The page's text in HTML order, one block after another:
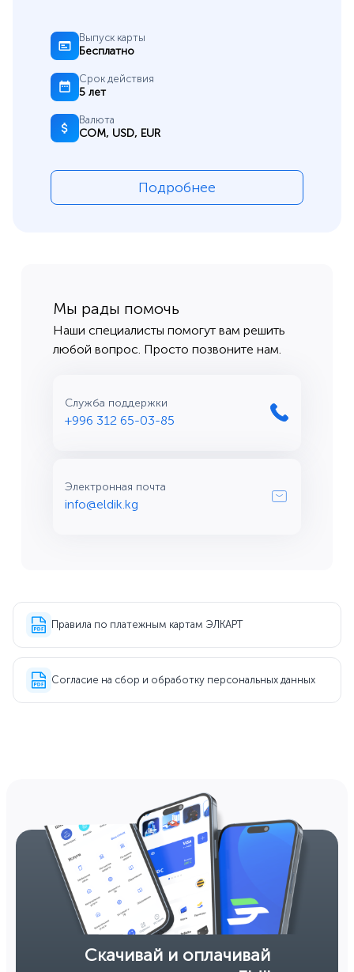
Выпуск карты
Бесплатно
Срок действия
5 лет
Валюта
СОМ, USD, EUR
Подробнее
Мы рады помочь
Наши специалисты помогут вам решить
любой вопрос. Просто позвоните нам.
Служба поддержки
+996 312 65-03-85
Электронная почта
info@eldik.kg
Правила по платежным картам ЭЛКАРТ
Согласие на сбор и обработку персональных данных
Скачивай и оплачивай